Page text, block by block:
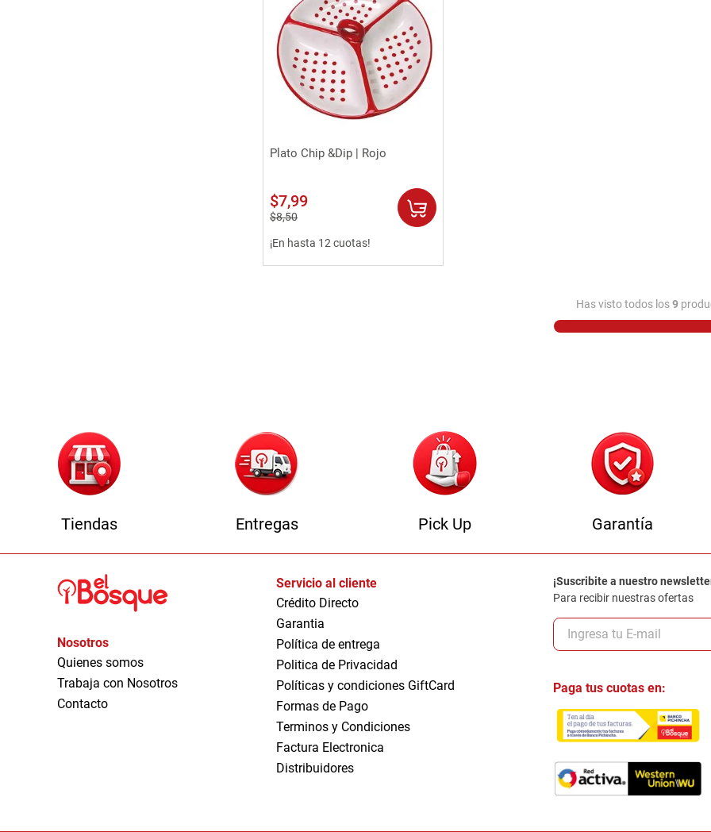
Vista rápida
Plato Chip &Dip | Rojo
$7,99
$8,50
¡En hasta 12 cuotas!
Has visto todos los9
Tiendas Entregas Pick Up Garantía
Nosotros
Quienes somos
Trabaja con Nosotros
Contacto
Servicio al cliente
Crédito Directo
Garantia
Política de entrega
Politica de Privacidad
Políticas y condiciones GiftCard
Formas de Pago
Terminos y Condiciones
Factura Electronica
Distribuidores
¡Suscribite a nuestro
Para recibir nuestras ofertas
Paga tus cuotas en: